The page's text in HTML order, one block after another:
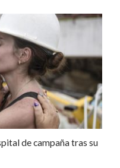
de campaña tras su